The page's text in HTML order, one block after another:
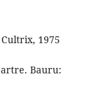
1975
Bauru: